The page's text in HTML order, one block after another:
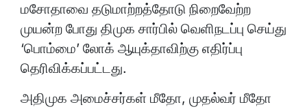
மசோதாவை தடுமாற்றத்தோடு நிறைவேற்ற
முயன்ற போது திமுக சார்பில் வெளிநடப்பு செய்து
‘பொம்மை’ லோக் ஆயுக்தாவிற்கு எதிர்ப்பு
தெரிவிக்கப்பட்டது.
அதிமுக அமைச்சர்கள் மீதோ, முதல்வர் மீதோ